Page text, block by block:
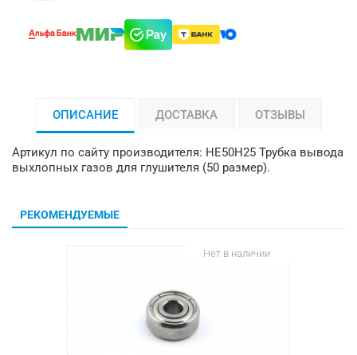
ОПИСАНИЕ ДОСТАВКА ОТЗЫВЫ
Артикул по сайту производителя: HE50H25 Трубка вывода
выхлопных газов для глушителя (50 размер).
РЕКОМЕНДУЕМЫЕ
Нет в наличии